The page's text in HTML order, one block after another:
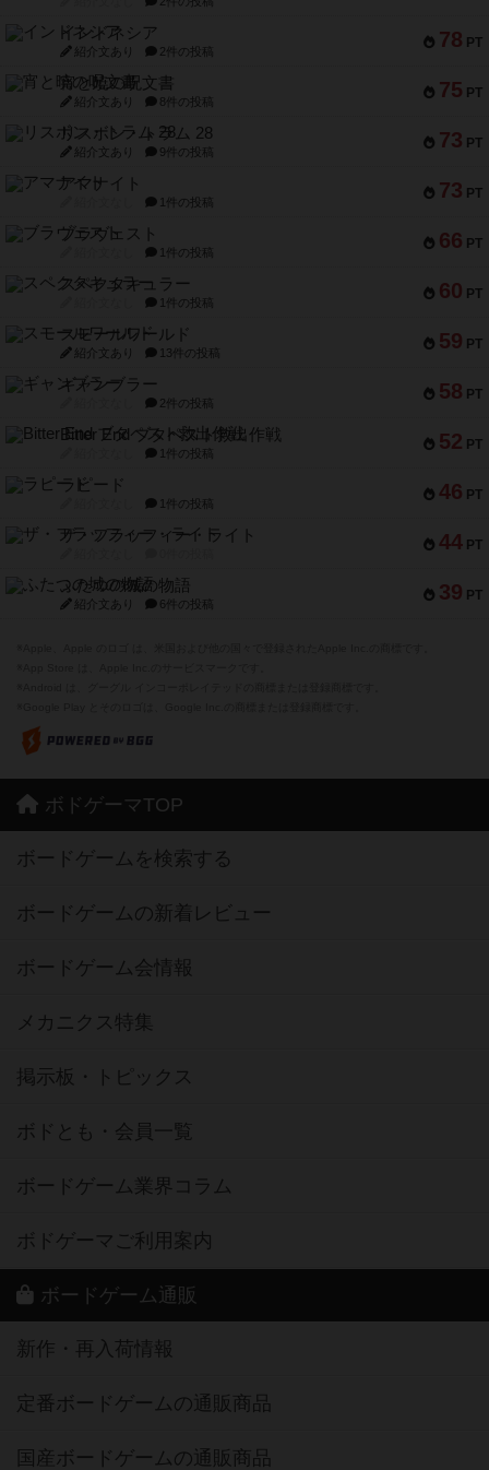
78 PT
インドネシア
紹介文あり 2件の投稿
75 PT
宵と暁の呪文書
紹介文あり 8件の投稿
73 PT
リスボン・トラム 28
紹介文あり 9件の投稿
73 PT
アマナイト
1件の投稿
66 PT
ブラヴェスト
1件の投稿
60 PT
スペクタキュラー
1件の投稿
59 PT
スモールワールド
紹介文あり 13件の投稿
58 PT
ギャンブラー
2件の投稿
52 PT
Bitter End ブタペスト救出作戦
1件の投稿
46 PT
ラピード
1件の投稿
44 PT
ザ・フラッフィー・ライト
39 PT
ふたつの城の物語
紹介文あり 6件の投稿
ボドゲーマTOP
ボードゲームを検索する
ボードゲームの新着レビュー
ボードゲーム会情報
メカニクス特集
掲示板・トピックス
ボドとも・会員一覧
ボードゲーム業界コラム
ボドゲーマご利用案内
ボードゲーム通販
新作・再入荷情報
定番ボードゲームの通販商品
国産ボードゲームの通販商品